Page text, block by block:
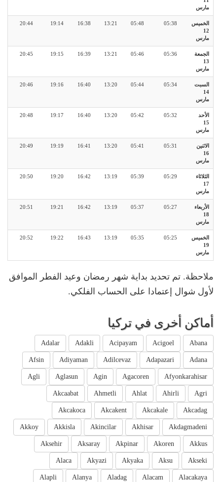
مارس
الخميس
12
مارس
05:38
05:48
13:21
16:38
19:14
20:44
الجمعة
13
مارس
05:36
05:46
13:21
16:39
19:15
20:45
السبت
14
مارس
05:34
05:44
13:20
16:40
19:16
20:46
الأحد
15
مارس
05:32
05:42
13:20
16:40
19:17
20:48
الاثنين
16
مارس
05:31
05:41
13:20
16:41
19:19
20:49
الثلاثاء
17
مارس
05:29
05:39
13:19
16:42
19:20
20:50
الأربعاء
18
مارس
05:27
05:37
13:19
16:42
19:21
20:51
الخميس
19
مارس
05:25
05:35
13:19
16:43
19:22
20:52
ملاحظة. تم تحديد بداية شهر رمضان وعيد الفطر الموافق
لأول شوال إعتمادا على الحساب الفلكي.
أماكن أخرى في تركيا
Abana
Acigoel
Acipayam
Adakli
Adalar
Adana
Adapazari
Adilcevaz
Adiyaman
Afsin
Afyonkarahisar
Agacoren
Agin
Aglasun
Agli
Agri
Ahirli
Ahlat
Ahmetli
Akcaabat
Akcadag
Akcakale
Akcakent
Akcakoca
Akdagmadeni
Akhisar
Akincilar
Akkisla
Akkoy
Akkus
Akoren
Akpinar
Aksaray
Aksehir
Akseki
Aksu
Akyaka
Akyazi
Alaca
Alacakaya
Alacam
Aladag
Alanya
Alapli